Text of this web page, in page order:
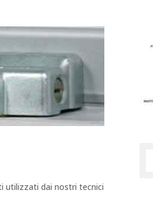
utilizzati dai nostri tecnici